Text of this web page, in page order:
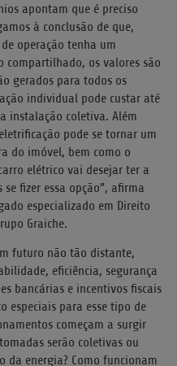
apontam que é preciso
à conclusão de que,
operação tenha um
compartilhado, os valores são
gerados para todos os
individual pode custar até
instalação coletiva. Além
pode se tornar um
do imóvel, bem como o
elétrico vai desejar ter a
fizer essa opção”, afirma
especializado em Direito
Graiche.
futuro não tão distante,
eficiência, segurança
bancárias e incentivos fiscais
especiais para esse tipo de
começam a surgir
serão coletivas ou
da energia? Como funcionam